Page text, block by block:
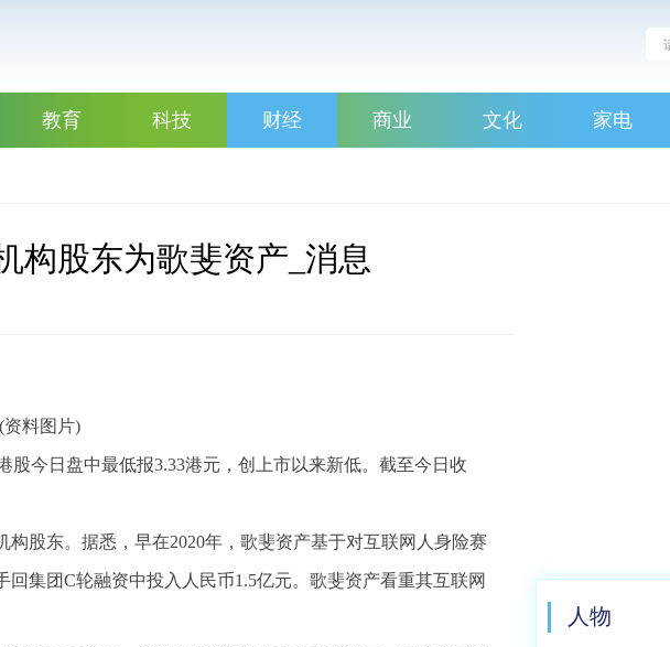
教育 科技 财经 商业 文化 家电
构股东为歌斐资产_消息
(资料图片)
股今日盘中最低报3.33港元，创上市以来新低。截至今日收
股东。据悉，早在2020年，歌斐资产基于对互联网人身险赛
集团C轮融资中投入人民币1.5亿元。歌斐资产看重其互联网
人物